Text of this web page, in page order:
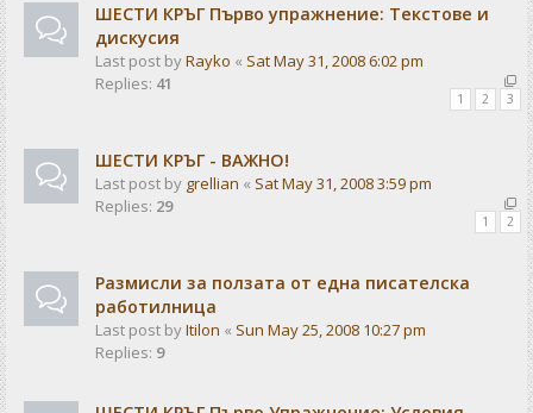
ШЕСТИ КРЪГ Първо упражнение: Текстове и
дискусия
Last post byRayko « Sat May 31, 2008 6:02 pm
Replies: 41
1 2 3
ШЕСТИ КРЪГ - ВАЖНО!
Last post by grellian « Sat May 31, 2008 3:59 pm
Replies: 29
1 2
Размисли за ползата от една писателска
работилница
Last post byItilon « Sun May 25, 2008 10:27 pm
Replies: 9